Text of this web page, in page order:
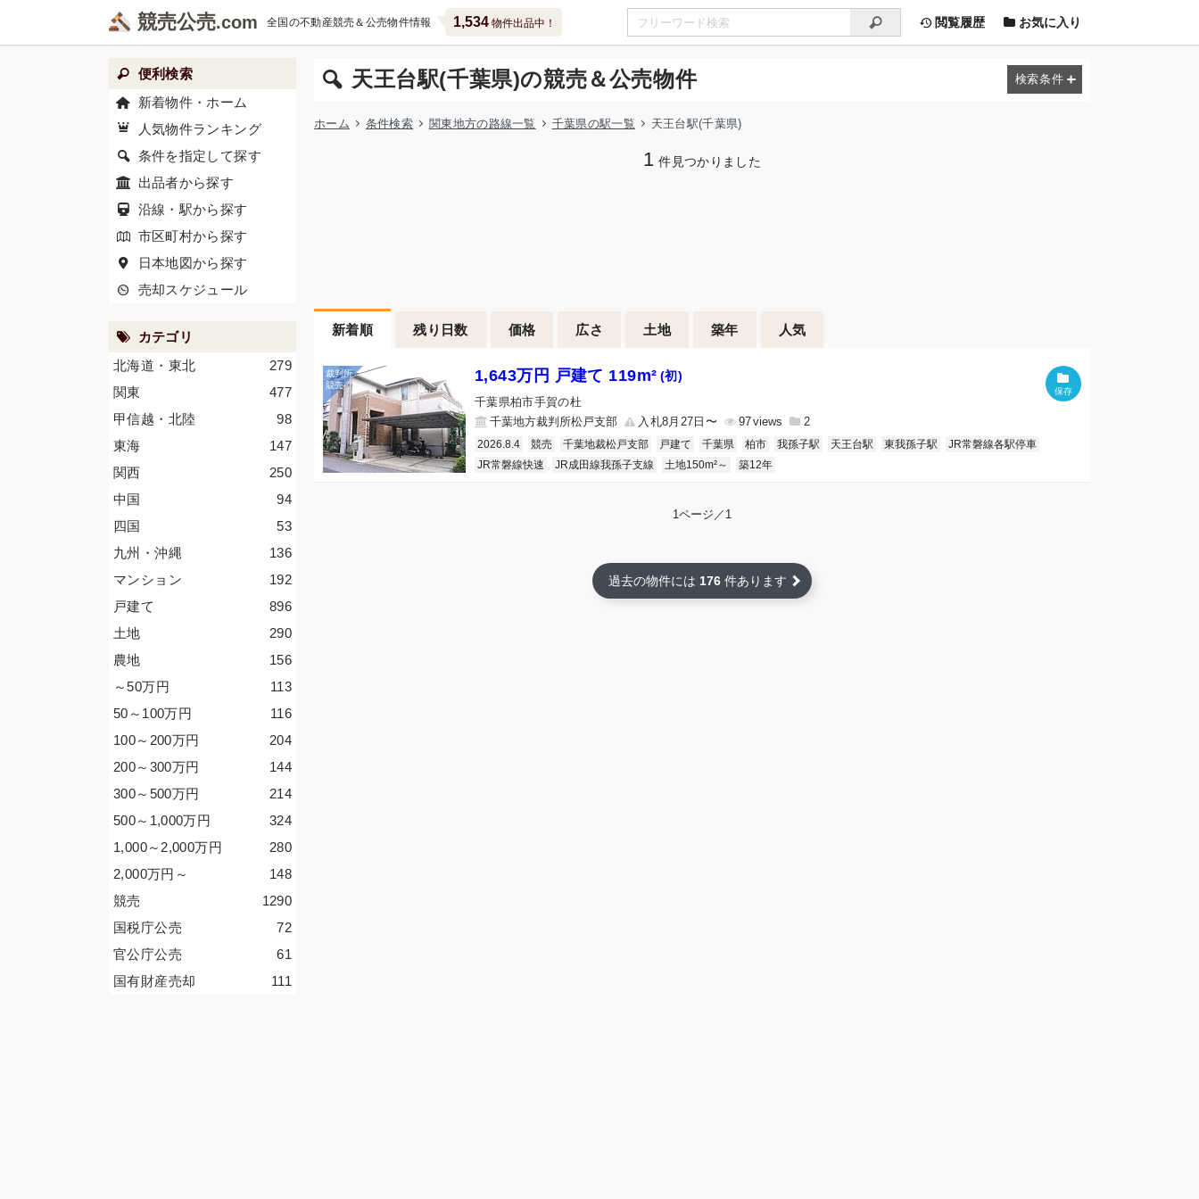
競売公売 全国の不動産競売＆公売物件情報 1,534物件出品中！ 閲覧履歴 お気に入り
天王台駅(千葉県)の競売＆公売物件
ホーム 条件検索 関東地方の路線一覧 千葉県の駅一覧 天王台駅(千葉県)
1 件見つかりました
新着順 残り日数 価格 広さ 土地 築年 人気
1,643万円 戸建て 119m² (初)
千葉県柏市手賀の杜
千葉地方裁判所松戸支部
入札8月27日〜 97 2
2026.8.4 競売 千葉地裁松戸支部 戸建て 千葉県 柏市 我孫子駅 天王台駅 東我孫子駅
JR常磐線各駅停車
JR常磐線快速
JR成田線我孫子支線 土地150m²～ 築12年
1ページ／1
過去の物件には 176 件あります
便利検索
新着物件・ホーム
人気物件ランキング
条件を指定して探す
出品者から探す
沿線・駅から探す
市区町村から探す
日本地図から探す
売却スケジュール
カテゴリ
279
北海道・東北
477
関東
98
甲信越・北陸
147
東海
250
関西
94
中国
53
四国
136
九州・沖縄
192
マンション
896
戸建て
290
土地
156
農地
113
～50万円
116
50～100万円
204
100～200万円
144
200～300万円
214
300～500万円
324
500～1,000万円
280
1,000～2,000万円
148
2,000万円 ～
1290
競売
72
国税庁公売
61
官公庁公売
111
国有財産売却